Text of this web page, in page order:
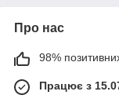
Про нас
98%
Працює з